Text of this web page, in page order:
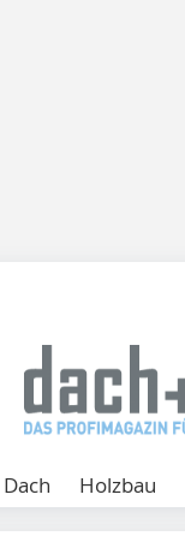
Dach Holzbau